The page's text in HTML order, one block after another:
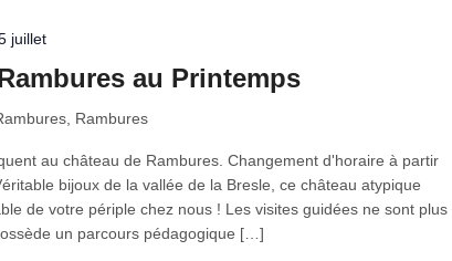
juillet
au Printemps
Rambures
au château de Rambures. Changement d'horaire à partir
bijoux de la vallée de la Bresle, ce château atypique
de votre périple chez nous ! Les visites guidées ne sont plus
un parcours pédagogique […]